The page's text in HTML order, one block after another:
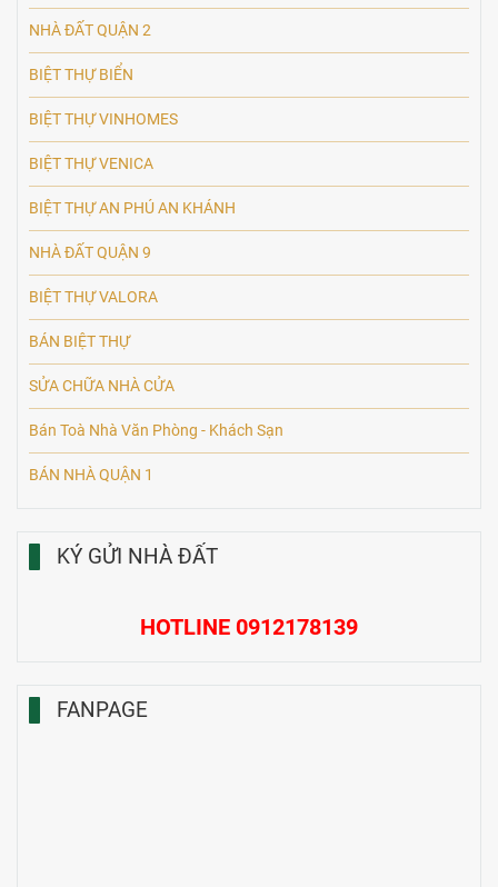
NHÀ ĐẤT QUẬN 2
BIỆT THỰ BIỂN
BIỆT THỰ VINHOMES
BIỆT THỰ VENICA
BIỆT THỰ AN PHÚ AN KHÁNH
NHÀ ĐẤT QUẬN 9
BIỆT THỰ VALORA
BÁN BIỆT THỰ
SỬA CHỮA NHÀ CỬA
Bán Toà Nhà Văn Phòng - Khách Sạn
BÁN NHÀ QUẬN 1
KÝ GỬI NHÀ ĐẤT
HOTLINE 0912178139
FANPAGE